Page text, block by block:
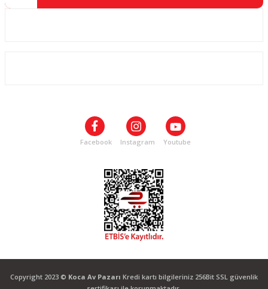
Facebook Instagram Youtube
Copyright 2023 © Koca Av Pazarı Kredi kartı bilgileriniz 256Bit SSL güvenlik